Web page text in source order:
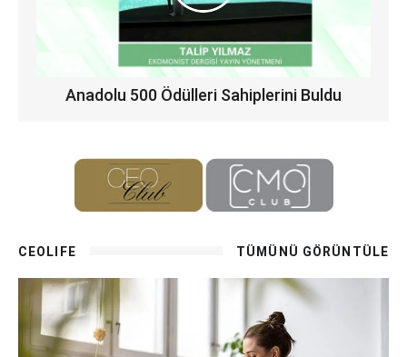
Anadolu 500 Ödülleri Sahiplerini Buldu
CEOLIFE TÜMÜNÜ GÖRÜNTÜLE